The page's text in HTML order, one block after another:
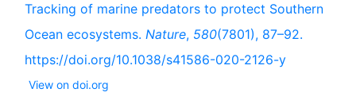
Tracking of marine predators to protect Southern
Ocean ecosystems. Nature, 580(7801), 87–92.
https://doi.org/10.1038/s41586-020-2126-y
View on doi.org